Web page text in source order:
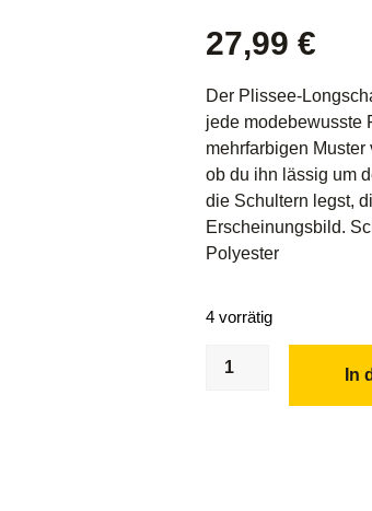
27,99 €
Der Plissee-
jede modebewusste
mehrfarbigen
ob du ihn lässig um
die Schultern legst,
Erscheinungsbild.
Polyester
4 vorrätig
In